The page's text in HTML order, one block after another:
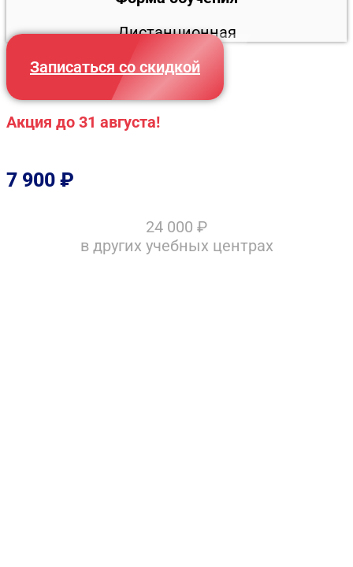
Дистанционная
Записаться со скидкой
Акция до 31 августа!
7 900 ₽
24 000 ₽
в других учебных центрах